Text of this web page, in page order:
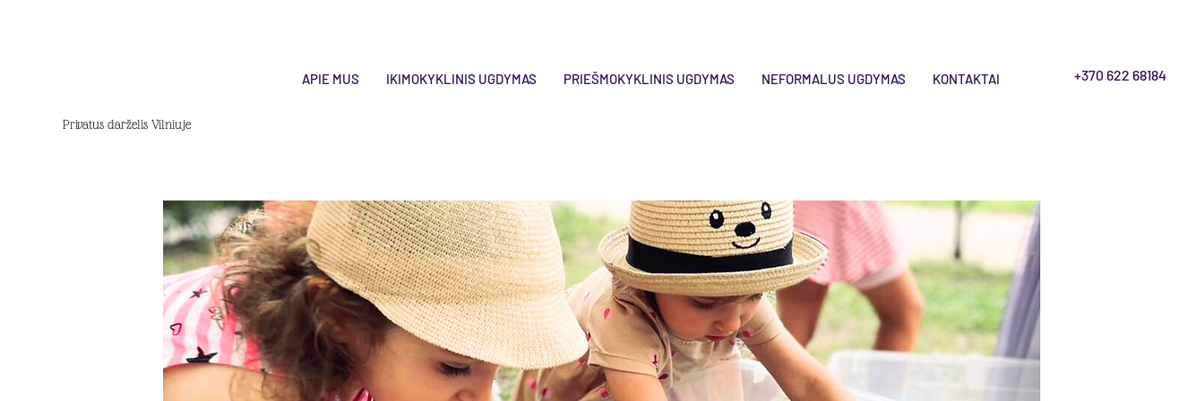
Privatus darželis Vilniuje
APIE MUS IKIMOKYKLINIS UGDYMAS PRIEŠMOKYKLINIS UGDYMAS NEFORMALUS UGDYMAS KONTAKTAI +370 622 68184